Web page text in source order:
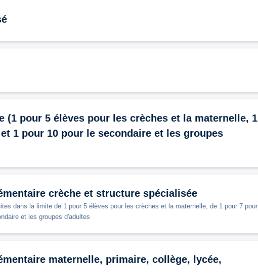
(1 pour 5 élèves pour les crèches et la maternelle, 1
1 pour 10 pour le secondaire et les groupes
crèche et structure spécialisée
dans la limite de 1 pour 5 élèves pour les crèches et la maternelle, de 1 pour 7 pour
et les groupes d'adultes
maternelle, primaire, collège, lycée,